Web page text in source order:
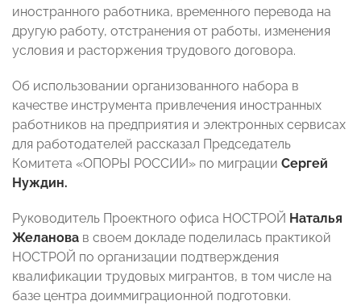
иностранного работника, временного перевода на
другую работу, отстранения от работы, изменения
условия и расторжения трудового договора.
Об использовании организованного набора в
качестве инструмента привлечения иностранных
работников на предприятия и электронных сервисах
для работодателей рассказал Председатель
Комитета «ОПОРЫ РОССИИ» по миграции Сергей
Нуждин.
Руководитель Проектного офиса НОСТРОЙ Наталья
Желанова в своем докладе поделилась практикой
НОСТРОЙ по организации подтверждения
квалификации трудовых мигрантов, в том числе на
базе центра доиммиграционной подготовки.